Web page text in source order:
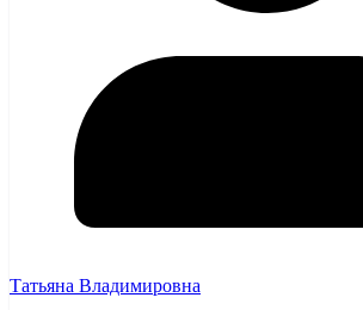
Татьяна Владимировна